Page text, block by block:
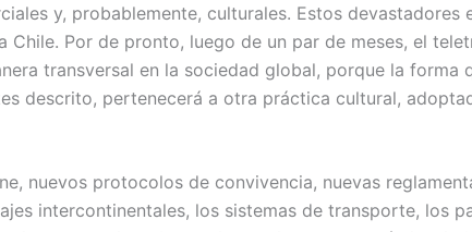
y, probablemente, culturales. Estos devastadores
Por de pronto, luego de un par de meses, el
transversal en la sociedad global, porque la forma
descrito, pertenecerá a otra práctica cultural,
nuevos protocolos de convivencia, nuevas
intercontinentales, los sistemas de transporte, los